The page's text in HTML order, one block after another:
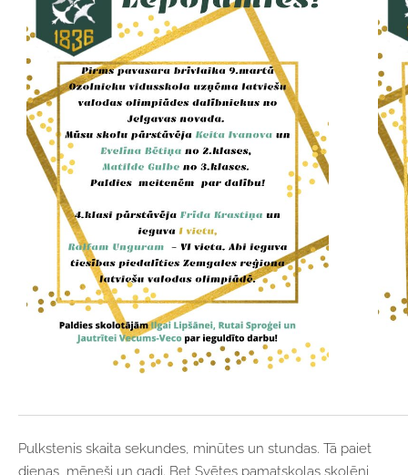
Pulkstenis skaita sekundes, minūtes un stundas. Tā paiet
dienas, mēneši un gadi. Bet Svētes pamatskolas skolēni,